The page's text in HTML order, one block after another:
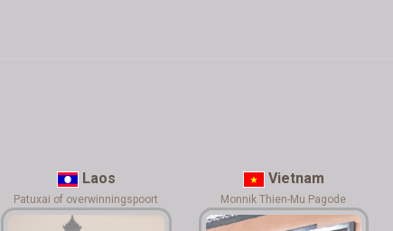
Laos
Patuxai of overwinningspoort
Vietnam
Monnik Thien-Mu Pagode